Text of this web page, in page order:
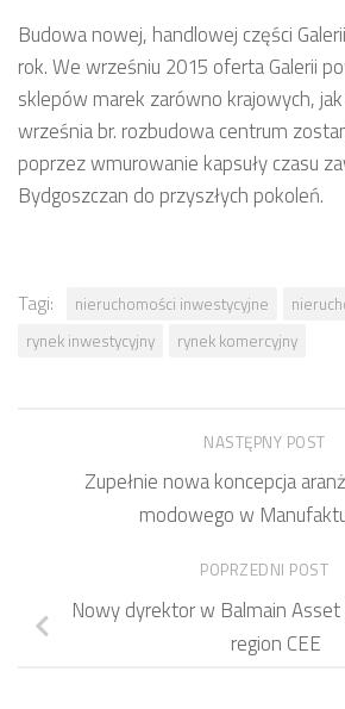
Budowa nowej, handlowej części
rok. We wrześniu 2015 oferta Galerii
sklepów marek zarówno krajowych,
września br. rozbudowa centrum
poprzez wmurowanie kapsuły czasu
Bydgoszczan do przyszłych pokoleń.
Tagi: nieruchomości inwestycyjne
rynek inwestycyjny
rynek komercyjny
NASTĘPNY POST
Zupełnie nowa koncepcja
modowego w
POPRZEDNI POST
Nowy dyrektor w Balmain
region CEE